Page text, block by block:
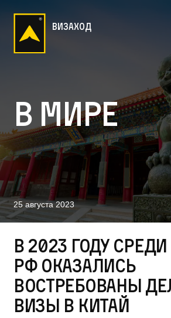
визаход
В мире
25 августа 2023
В 2023 году
РФ оказались
востребованы
визы в Китай